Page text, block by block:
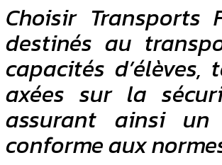
Choisir Transports
destinés au
capacités
axées sur la
assurant ainsi
conforme aux